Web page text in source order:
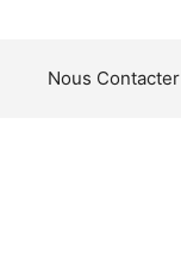
Nous Contacter